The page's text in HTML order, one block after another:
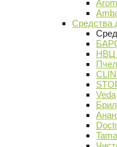
Средства
НВЦ
Veda